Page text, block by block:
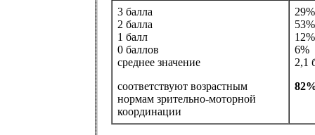
3 балла
2 балла
1 балл
0 баллов
среднее значение
соответствуют возрастным
нормам зрительно-моторной
координации
29%
53%
12%
6%
2,1